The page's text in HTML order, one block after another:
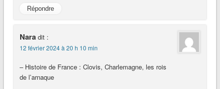
Répondre
Nara dit :
12 février 2024 à 20 h 10 min
– Histoire de France : Clovis, Charlemagne, les rois
de l’arnaque